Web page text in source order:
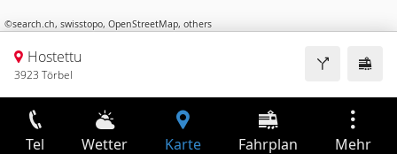
©search.ch, swisstopo, OpenStreetMap, others
Hostettu
3923 Törbel
Tel Wetter Karte Fahrplan Mehr